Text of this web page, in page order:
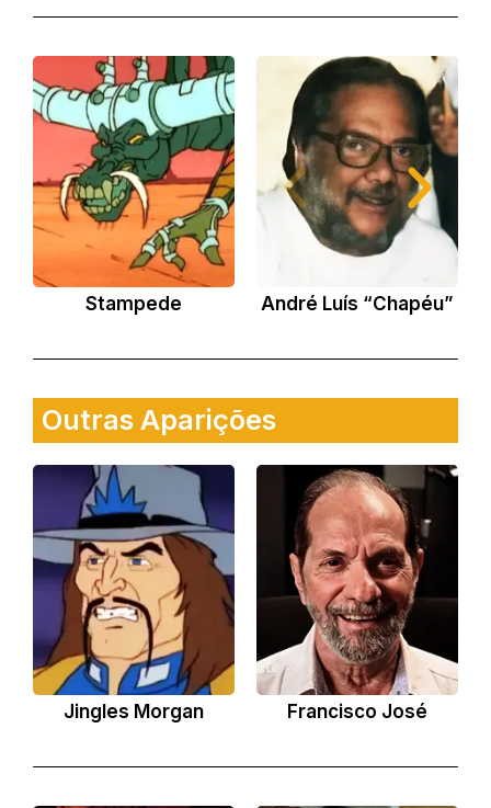
Stampede André Luís “Chapéu”
Outras Aparições
Jingles Morgan Francisco José